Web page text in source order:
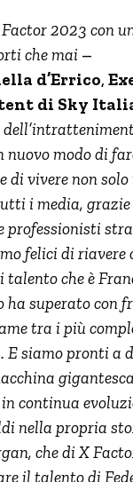
2023 con
che mai –
d’Errico,
di Sky
modo di
di vivere non
i media, grazie
felici di riavere
talento che è
ha superato con
tra i più
E siamo pronti a
continua
nella propria
che di X
il talento di